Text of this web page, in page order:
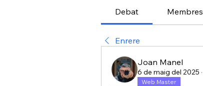
Debat Membres
Enrere
Joan Manel
6 de maig del 2025 ·
Web Master